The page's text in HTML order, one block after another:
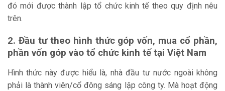
đó mới được thành lập tổ chức kinh tế theo quy định nêu
trên.
2. Đầu tư theo hình thức góp vốn, mua cổ phần,
phần vốn góp vào tổ chức kinh tế tại Việt Nam
Hình thức này được hiểu là, nhà đầu tư nước ngoài không
phải là thành viên/cổ đông sáng lập công ty. Mà hoạt động